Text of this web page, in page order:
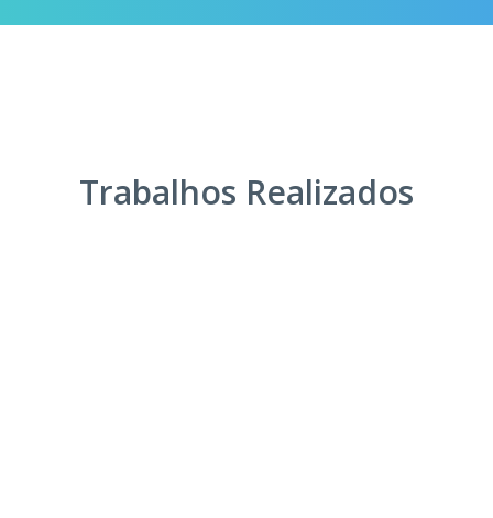
Trabalhos Realizados